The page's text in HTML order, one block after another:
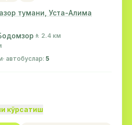
тумани, Уста-Алима
🚶 2.4 км
· автобуслар: 5
кўрсатиш